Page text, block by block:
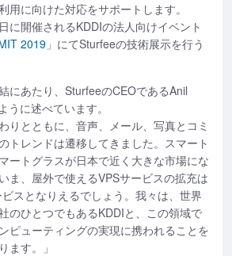
用に向けた対応をサポートします。
に開催されるKDDIの法人向けイベント
2019 」にてSturfeeの技術展示を行う
にあたり、SturfeeのCEOであるAnil
に述べています。
りとともに、音声、メール、写真とコミ
トレンドは遷移してきました。スマート
ートグラスが日本で近く大きな市場にな
ま、屋外で使えるVPSサービスの拡充は
スとなりえるでしょう。我々は、世界
のひとつでもあるKDDIと、この領域で
ピューティングの実現に携われることを
ます。」